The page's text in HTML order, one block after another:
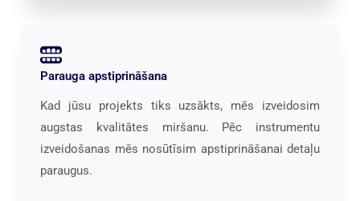
Parauga apstiprināšana
Kad jūsu projekts tiks uzsākts, mēs izveidosim
augstas kvalitātes miršanu. Pēc instrumentu
izveidošanas mēs nosūtīsim apstiprināšanai detaļu
paraugus.